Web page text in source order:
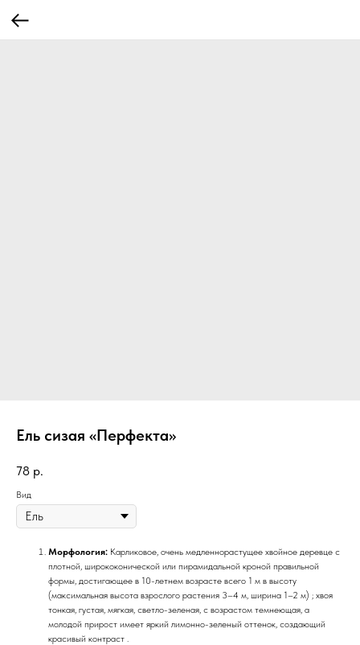
Ель сизая «Перфекта»
78 р.
Вид
Морфология: Карликовое, очень медленнорастущее хвойное деревце с
плотной, ширококонической или пирамидальной кроной правильной
формы, достигающее в 10-летнем возрасте всего 1 м в высоту
(максимальная высота взрослого растения 3–4 м, ширина 1–2 м) ; хвоя
тонкая, густая, мягкая, светло-зеленая, с возрастом темнеющая, а
молодой прирост имеет яркий лимонно-зеленый оттенок, создающий
красивый контраст .